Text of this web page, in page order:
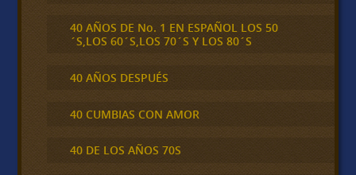
40 AÑOS DE No. 1 EN ESPAÑOL LOS 50
´S,LOS 60´S,LOS 70´S Y LOS 80´S
40 AÑOS DESPUÉS
40 CUMBIAS CON AMOR
40 DE LOS AÑOS 70S